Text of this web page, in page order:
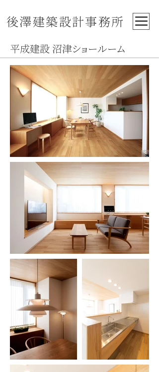
後澤建築設計事務所
​平成建設 沼津ショールーム